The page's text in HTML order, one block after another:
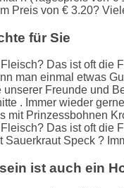
Preis von € 3.20?
für Sie
Das ist oft die
man einmal etwas
unserer Freunde und
. Immer wieder
mit Prinzessbohnen
Das ist oft die
Sauerkraut Speck ?
ist auch ein